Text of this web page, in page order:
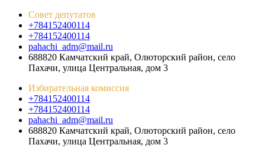
Совет депутатов
+784152400114
+784152400114
pahachi_adm@mail.ru
688820 Камчатский край, Олюторский район, село
Пахачи, улица Центральная, дом 3
Избирательная комиссия
+784152400114
+784152400114
pahachi_adm@mail.ru
688820 Камчатский край, Олюторский район, село
Пахачи, улица Центральная, дом 3